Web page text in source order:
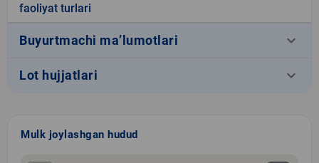
faoliyat turlari
Buyurtmachi ma’lumotlari keyboard_arrow_down
Lot hujjatlari keyboard_arrow_down
Mulk joylashgan hudud